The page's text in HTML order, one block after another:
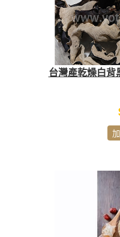
台灣產乾燥白背